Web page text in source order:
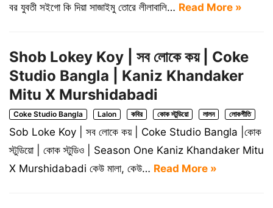
বর যুবতী সইগো কি দিয়া সাজাইমু তোরে লীলাবালি… Read More »
Shob Lokey Koy | সব লোকে কয় | Coke
Studio Bangla | Kaniz Khandaker
Mitu X Murshidabadi
Coke Studio Bangla Lalon কবির কোক স্টুডিয়ো লালন লোকগীতি
Sob Loke Koy | সব লোকে কয় | Coke Studio Bangla |কোক
স্টুডিয়ো | কোক স্টুডিও | Season One Kaniz Khandaker Mitu
X Murshidabadi কেউ মালা, কেউ… Read More »